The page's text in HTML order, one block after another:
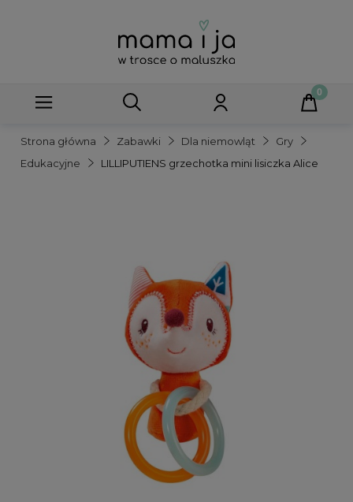
Strona główna Zabawki Dla niemowląt
Gry
Edukacyjne
LILLIPUTIENS grzechotka mini lisiczka Alice